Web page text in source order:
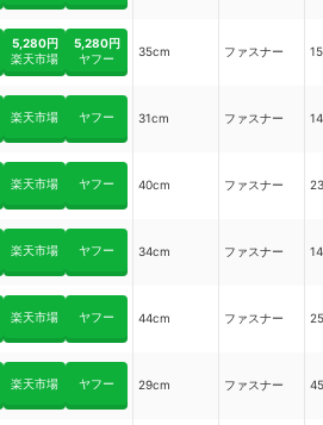
5,280円
楽天市場
5,280円
ヤフー
35cm ファスナー
楽天市場 ヤフー 31cm ファスナー
楽天市場 ヤフー 40cm ファスナー
楽天市場 ヤフー 34cm ファスナー
楽天市場 ヤフー 44cm ファスナー
楽天市場 ヤフー 29cm ファスナー